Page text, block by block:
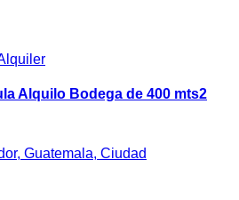
Alquilo Bodega de 400 mts2
Guatemala, Ciudad